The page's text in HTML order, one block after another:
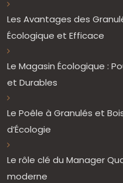
Les Avantages des
Écologique et Efficace
Le Magasin Écologique :
et Durables
Le Poêle à Granulés et
d’Écologie
Le rôle clé du Manager
moderne